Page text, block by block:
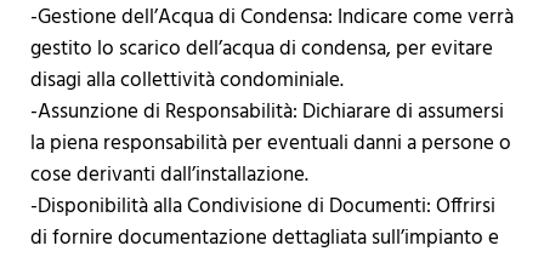
-Gestione dell’Acqua di Condensa: Indicare come verrà
gestito lo scarico dell’acqua di condensa, per evitare
disagi alla collettività condominiale.
-Assunzione di Responsabilità: Dichiarare di assumersi
la piena responsabilità per eventuali danni a persone o
cose derivanti dall’installazione.
-Disponibilità alla Condivisione di Documenti: Offrirsi
di fornire documentazione dettagliata sull’impianto e